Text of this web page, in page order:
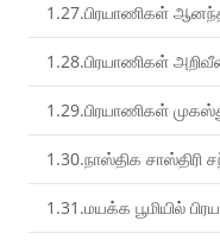
1.27.பிரயாணிகள்
1.28.பிரயாணிகள்
1.29.பிரயாணிகள்
1.30.நாஸ்திக சாஸ்திரி
1.31.மயக்க பூமியில்